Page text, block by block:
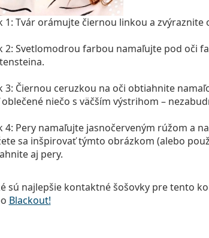
1: Tvár orámujte čiernou linkou a zvýraznite
2: Svetlomodrou farbou namaľujte pod oči
3: Čiernou ceruzkou na oči obtiahnite
niečo s väčším výstrihom –
4: Pery namaľujte jasnočerveným rúžom a
sa inšpirovať týmto obrázkom (alebo
aj pery.
sú najlepšie kontaktné šošovky pre tento
Blackout!